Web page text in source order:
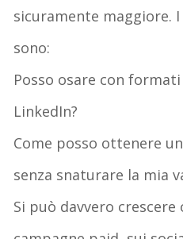
sicuramente maggiore.
sono:
Posso osare con
LinkedIn?
Come posso ottenere
senza snaturare la mia
Si può davvero